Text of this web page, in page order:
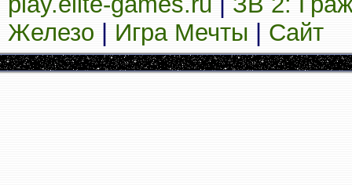
Железо
Игра Мечты Сайт